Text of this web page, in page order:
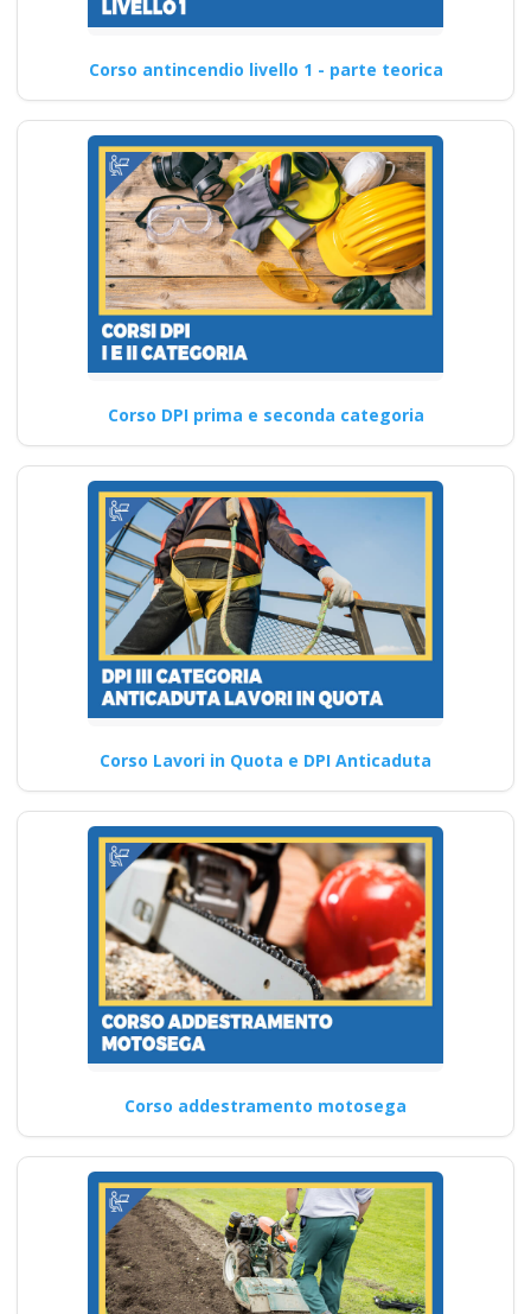
Corso antincendio livello 1 - parte teorica
Corso DPI prima e seconda categoria
Corso Lavori in Quota e DPI Anticaduta
Corso addestramento motosega